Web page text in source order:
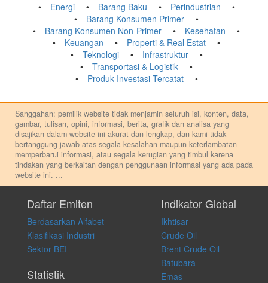
Energi Barang Baku
Perindustrian
Barang Konsumen Primer
Barang Konsumen Non-Primer
Kesehatan
Keuangan
Properti & Real Estat
Teknologi
Infrastruktur
Transportasi & Logistik
Produk Investasi Tercatat
Sanggahan: pemilik website tidak menjamin seluruh isi, konten, data,
gambar, tulisan, opini, informasi, berita, grafik dan analisa yang
disajikan dalam website ini akurat dan lengkap, dan kami tidak
bertanggung jawab atas segala kesalahan maupun keterlambatan
memperbarui informasi, atau segala kerugian yang timbul karena
tindakan yang berkaitan dengan penggunaan informasi yang ada pada
website ini. ...
pribadi. Kami tidak memberi anjuran, saran, rekomendasi untuk
membeli, menjual atau melakukan aktivitas lain yang terkait dengan
transaksi perdagangan apapun, dan kami tidak bertanggung jawab
atas keputusan investasi yang dilakukan dalam kondisi dan situasi
apapun juga, yang diakibatkan secara langsung maupun tidak
langsung atas konten pada website ini.
Daftar Emiten
Berdasarkan Alfabet
Klasifikasi Industri
Sektor BEI
Statistik
Indikator Global
Ikhtisar
Crude Oil
Brent Crude Oil
Batubara
Emas